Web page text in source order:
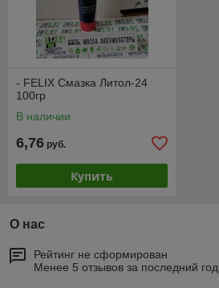
- FELIX Смазка Литол-24
100гр
В наличии
6,76 руб.
Купить
О нас
Рейтинг не сформирован
Менее 5 отзывов за последний год